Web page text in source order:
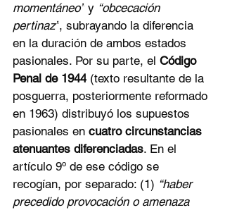
momentáneo” y “obcecación
pertinaz”, subrayando la diferencia
en la duración de ambos estados
pasionales. Por su parte, el Código
Penal de 1944 (texto resultante de la
posguerra, posteriormente reformado
en 1963) distribuyó los supuestos
pasionales en cuatro circunstancias
atenuantes diferenciadas. En el
artículo 9º de ese código se
recogían, por separado: (1) “haber
precedido provocación o amenaza